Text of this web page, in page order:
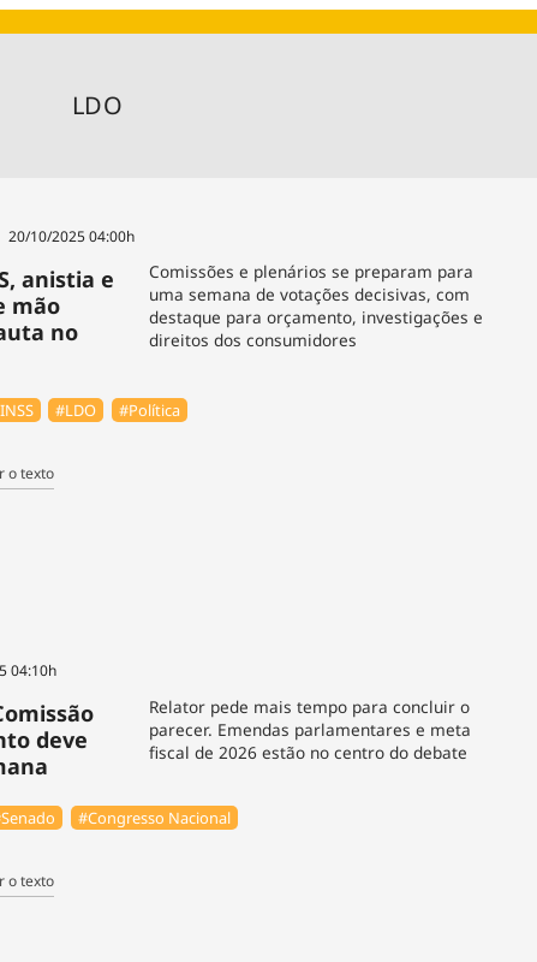
LDO
20/10/2025 04:00h
anistia e
mão
no
Comissões e plenários se preparam para
uma semana de votações decisivas, com
destaque para orçamento, investigações e
direitos dos consumidores
#LDO #Política
o texto
04:10h
deve
Relator pede mais tempo para concluir o
parecer. Emendas parlamentares e meta
fiscal de 2026 estão no centro do debate
#Congresso Nacional
o texto